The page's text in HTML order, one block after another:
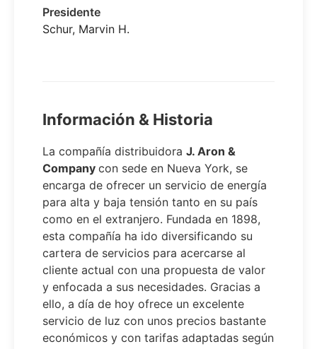
Presidente
Schur, Marvin H.
Información & Historia
La compañía distribuidora J. Aron &
Company con sede en Nueva York, se
encarga de ofrecer un servicio de energía
para alta y baja tensión tanto en su país
como en el extranjero. Fundada en 1898,
esta compañía ha ido diversificando su
cartera de servicios para acercarse al
cliente actual con una propuesta de valor
y enfocada a sus necesidades. Gracias a
ello, a día de hoy ofrece un excelente
servicio de luz con unos precios bastante
económicos y con tarifas adaptadas según